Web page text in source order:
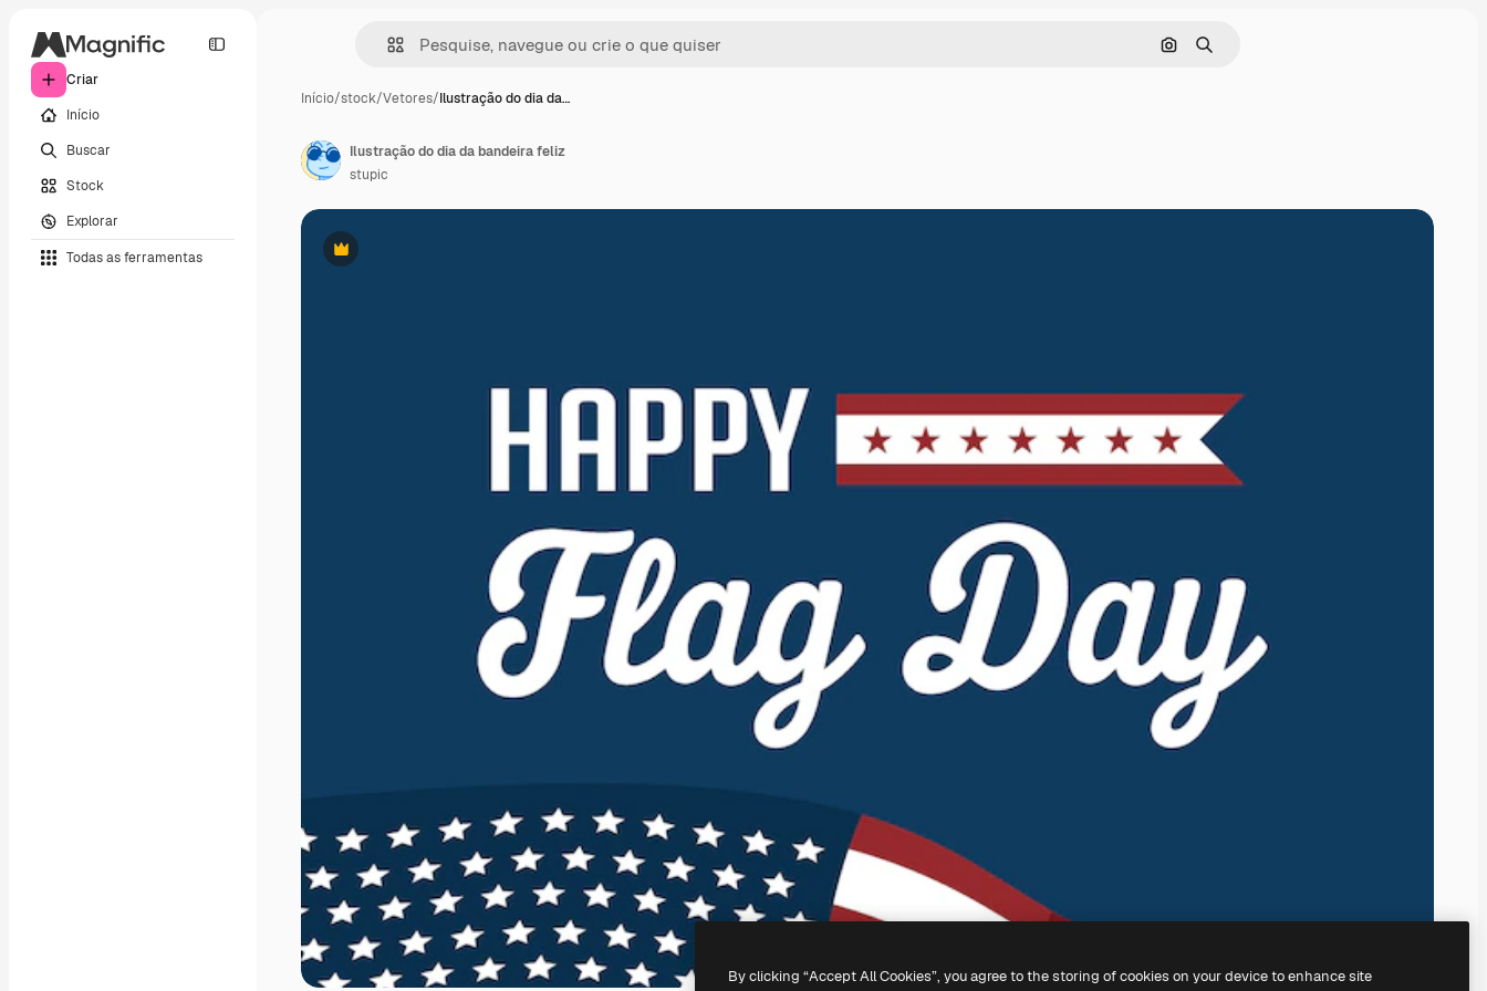
Criar
Início
Buscar
Stock
Explorar
Todas as ferramentas
Pesquisar por imagem
Buscar
Início/stock/Vetores/Ilustração do dia da…
Premium
Ilustração do dia da bandeira feliz
stupic
By clicking “Accept All Cookies”, you agree to the storing of cookies on your device to enhance site